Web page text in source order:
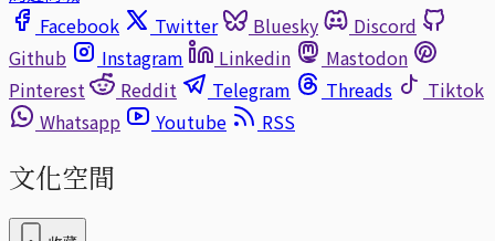
Facebook
Twitter Bluesky
Discord
Github
Instagram Linkedin
Mastodon
Pinterest
Reddit Telegram Threads
Tiktok
Whatsapp
Youtube RSS
文化空間